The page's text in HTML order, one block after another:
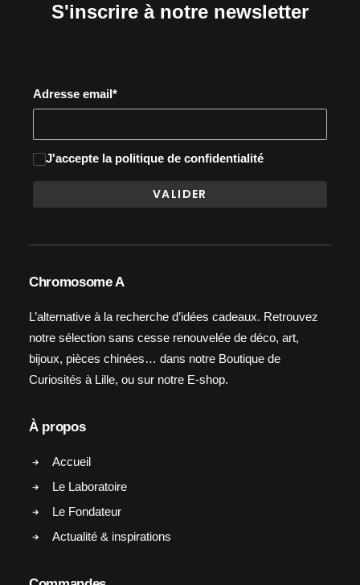
S'inscrire à notre newsletter
Adresse email*
J'accepte la politique de confidentialité
Chromosome A
L’alternative à la recherche d’idées cadeaux. Retrouvez
notre sélection sans cesse renouvelée de déco, art,
bijoux, pièces chinées… dans notre Boutique de
Curiosités à Lille, ou sur notre E-shop.
À propos
Accueil
Le Laboratoire
Le Fondateur
Actualité & inspirations